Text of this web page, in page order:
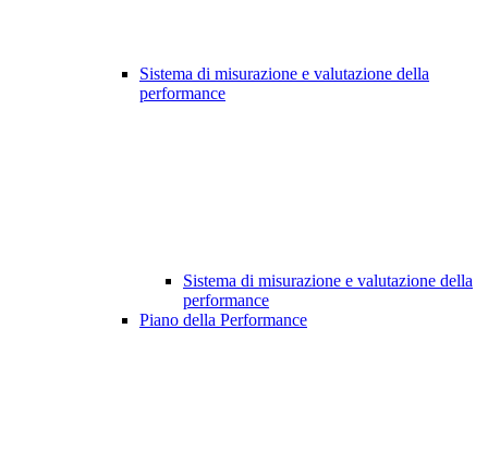
Sistema di misurazione e valutazione della
performance
Sistema di misurazione e valutazione della
performance
Piano della Performance